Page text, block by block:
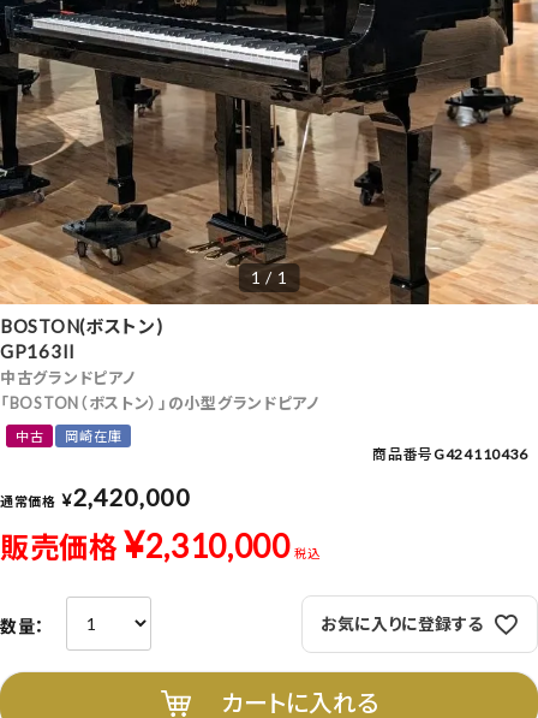
1 / 1
BOSTON(ボストン)
GP163II
中古グランドピアノ
「BOSTON（ボストン）」の小型グランドピアノ
中古 岡崎在庫
商品番号G424110436
通常価格 ¥2,420,000
販売価格 ¥2,310,000 税込
お気に入りに登録する
カートに入れる